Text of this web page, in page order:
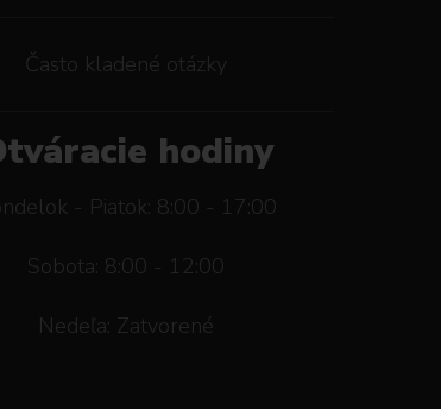
Často kladené otázky
hodiny
- Piatok: 8:00 - 17:00
Sobota: 8:00 - 12:00
Nedeľa: Zatvorené